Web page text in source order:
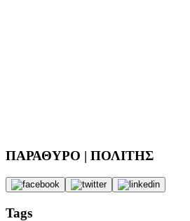
ΠΑΡΑΘΥΡΟ | ΠΟΛΙΤΗΣ
Tags